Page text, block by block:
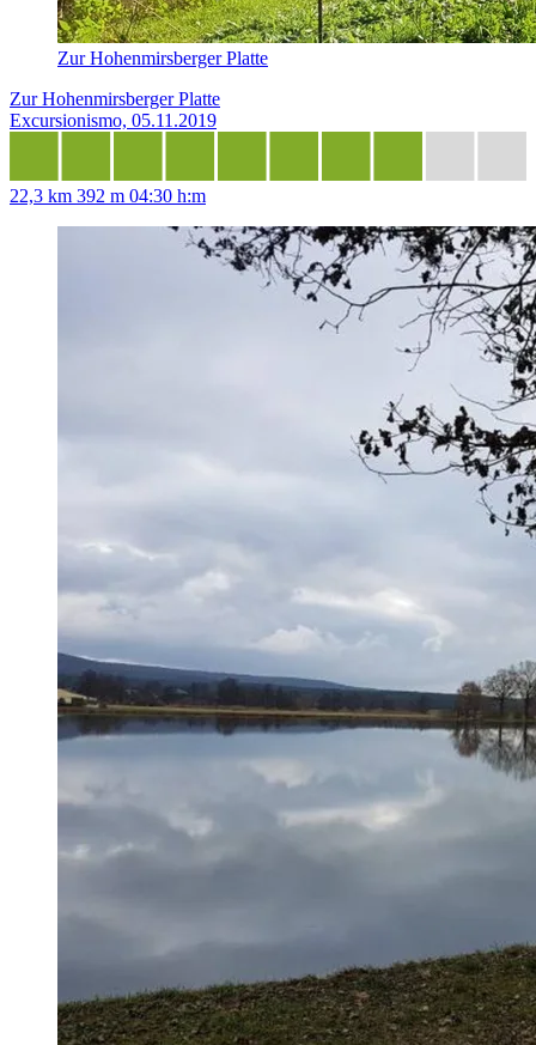
Zur Hohenmirsberger Platte
Zur Hohenmirsberger Platte
Excursionismo, 05.11.2019
22,3 km 392 m 04:30 h:m